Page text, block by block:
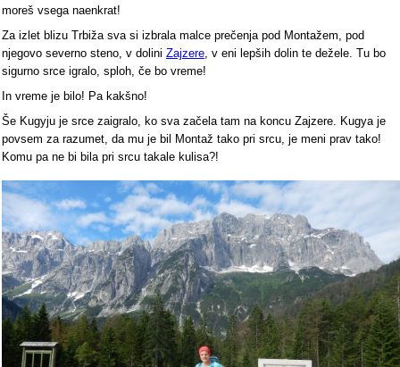
moreš vsega naenkrat!
Za izlet blizu Trbiža sva si izbrala malce prečenja pod Montažem, pod
njegovo severno steno, v dolini Zajzere, v eni lepših dolin te dežele. Tu bo
sigurno srce igralo, sploh, če bo vreme!
In vreme je bilo! Pa kakšno!
Še Kugyju je srce zaigralo, ko sva začela tam na koncu Zajzere. Kugya je
povsem za razumet, da mu je bil Montaž tako pri srcu, je meni prav tako!
Komu pa ne bi bila pri srcu takale kulisa?!